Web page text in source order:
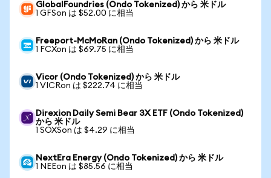
GlobalFoundries (Ondo Tokenized) から 米ドル
1 GFSon は $52.00 に相当
Freeport-McMoRan (Ondo Tokenized) から 米ドル
1 FCXon は $69.75 に相当
Vicor (Ondo Tokenized) から 米ドル
1 VICRon は $222.74 に相当
Direxion Daily Semi Bear 3X ETF (Ondo Tokenized)
から 米ドル
1 SOXSon は $4.29 に相当
NextEra Energy (Ondo Tokenized) から 米ドル
1 NEEon は $85.56 に相当